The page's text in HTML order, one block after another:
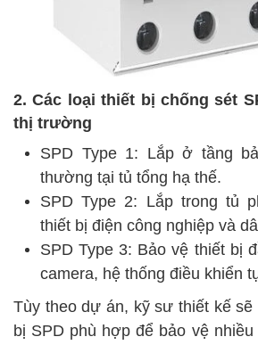
2. Các loại thiết bị chống sét
thị trường
SPD Type 1: Lắp ở tầng
thường tại tủ tổng hạ thế.
SPD Type 2: Lắp trong tủ
thiết bị điện công nghiệp và
SPD Type 3: Bảo vệ thiết bị
camera, hệ thống điều khiển
Tùy theo dự án, kỹ sư thiết kế
bị SPD phù hợp để bảo vệ